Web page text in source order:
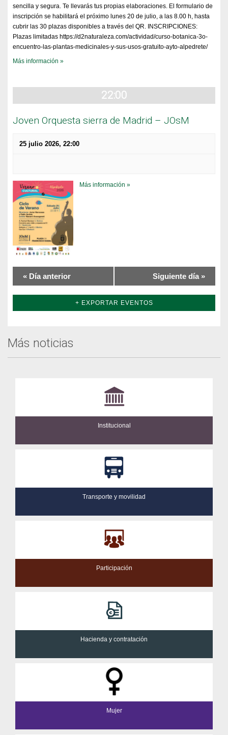
sencilla y segura. Te llevarás tus propias elaboraciones. El formulario de
inscripción se habilitará el próximo lunes 20 de julio, a las 8.00 h, hasta
cubrir las 30 plazas disponibles a través del QR. INSCRIPCIONES:
Plazas limitadas https://d2naturaleza.com/actividad/curso-botanica-3o-
encuentro-las-plantas-medicinales-y-sus-usos-gratuito-ayto-alpedrete/
Más información »
22:00
Joven Orquesta sierra de Madrid – JOsM
25 julio 2026, 22:00
Más información »
« Día anterior Siguiente día »
+ EXPORTAR EVENTOS
Más noticias
Institucional
Transporte y movilidad
Participación
Hacienda y contratación
Mujer